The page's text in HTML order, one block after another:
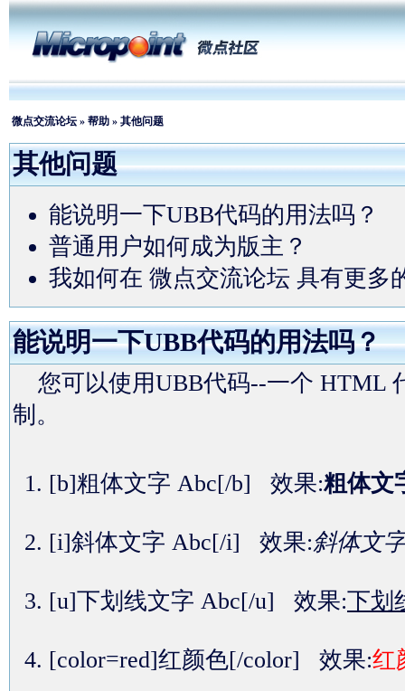
微点交流论坛 » 帮助 » 其他问题
其他问题
能说明一下UBB代码的用法吗？
普通用户如何成为版主？
我如何在 微点交流论坛 具有更多
能说明一下UBB代码的用法吗？
您可以使用UBB代码--一个 HTML
制。
[b]粗体文字 Abc[/b] 效果:粗体文
[i]斜体文字 Abc[/i] 效果:斜体文
[u]下划线文字 Abc[/u] 效果:下划
[color=red]红颜色[/color] 效果:红